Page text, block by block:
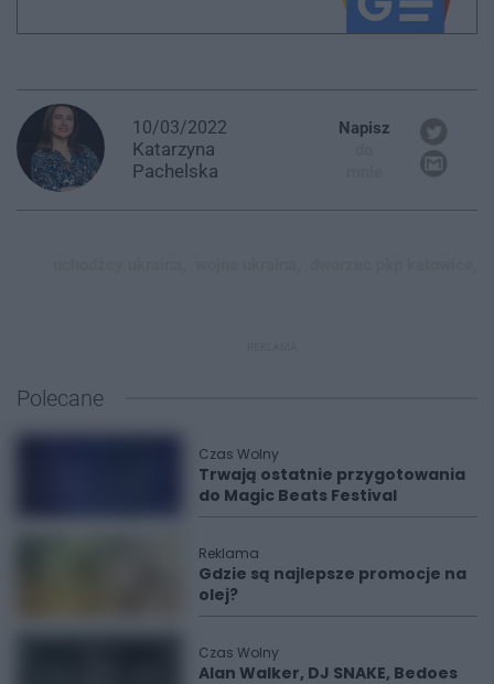
10/03/2022
Katarzyna
Pachelska
Napisz
Polecane
Czas Wolny
Trwają ostatnie przygotowania
do Magic Beats Festival
Reklama
Gdzie są najlepsze promocje na
olej?
Czas Wolny
Alan Walker, DJ SNAKE, Bedoes